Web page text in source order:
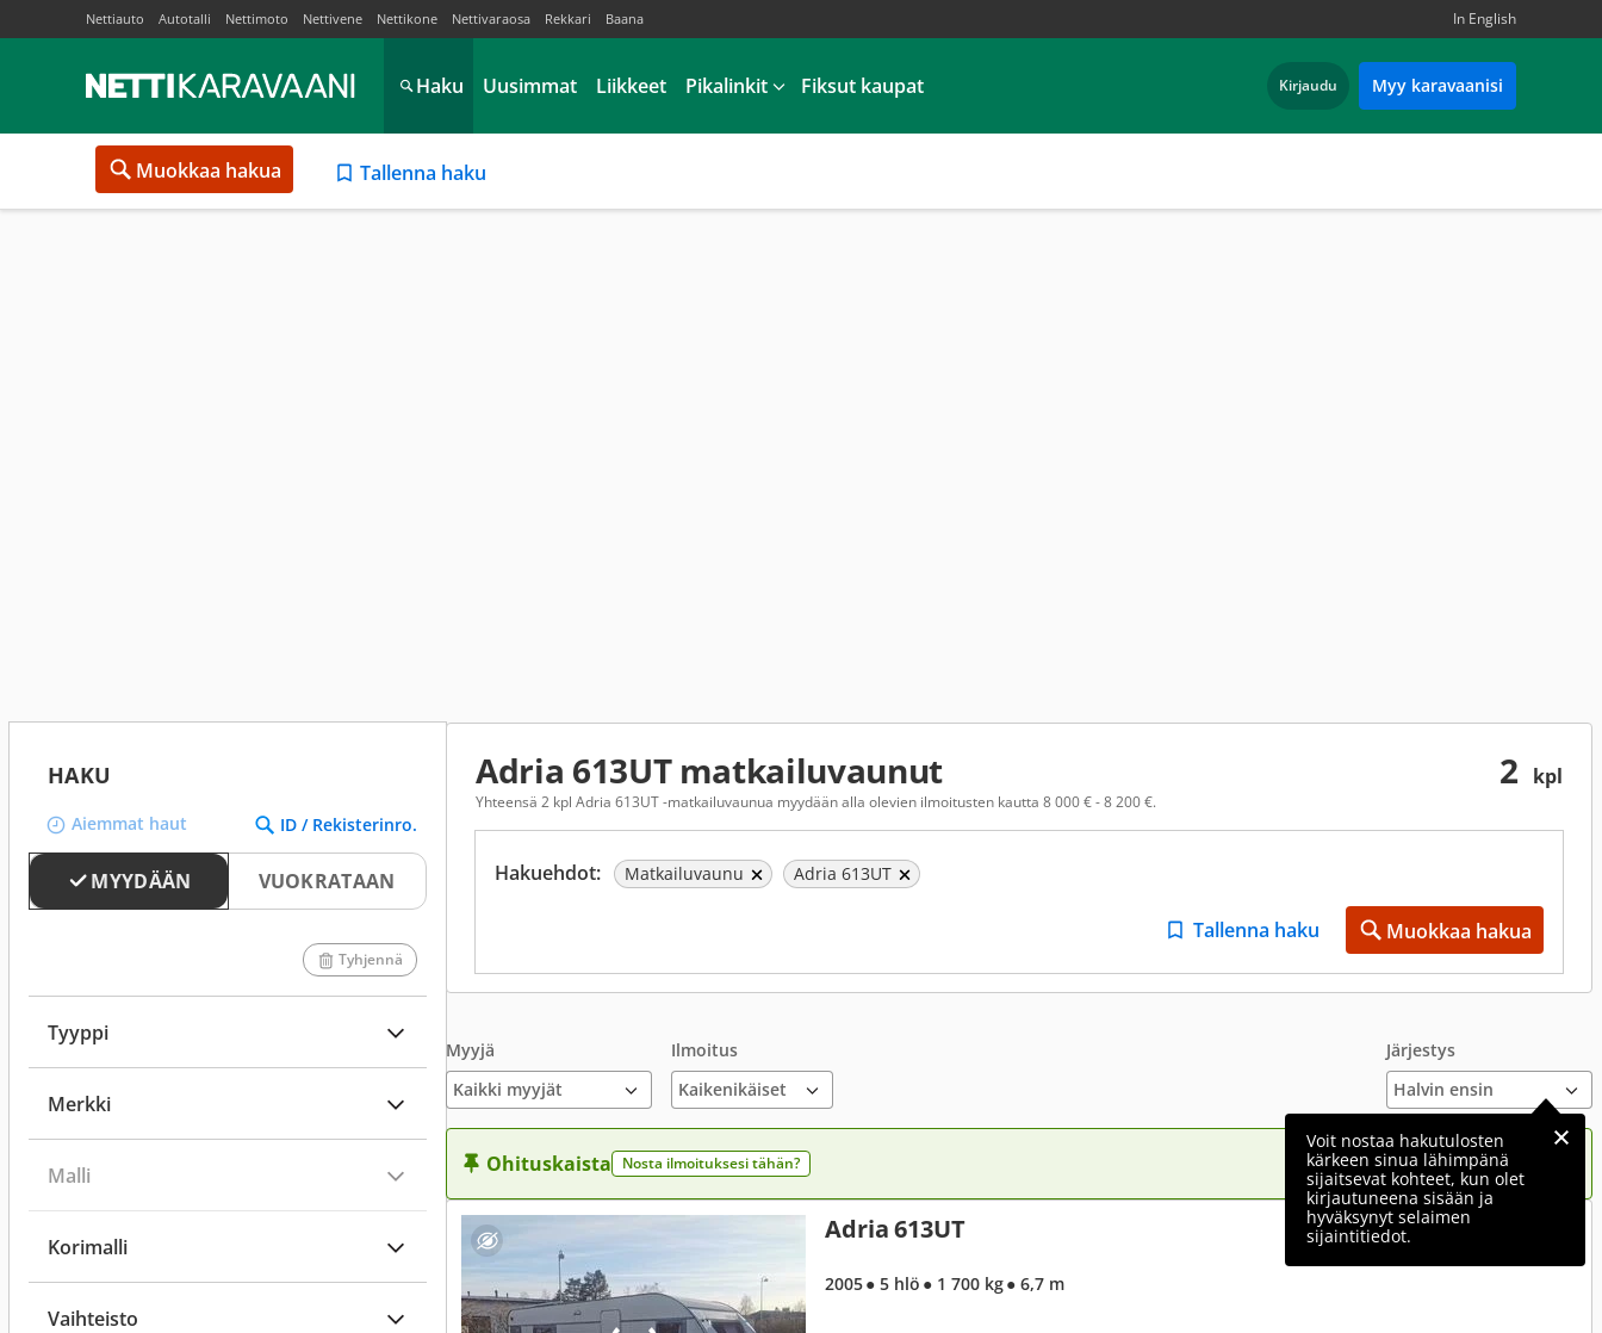
Nettiauto Autotalli Nettimoto Nettivene Nettikone Nettivaraosa Rekkari Baana In English
Haku Uusimmat Liikkeet Pikalinkit Fiksut kaupat Kirjaudu Myy karavaanisi
Muokkaa hakua Tallenna haku
HAKU
Aiemmat haut ID / Rekisterinro.
MYYDÄÄN VUOKRATAAN
Tyhjennä
Tyyppi
Merkki
Malli
Korimalli
Vaihteisto
2 kpl
Adria 613UT matkailuvaunut
Yhteensä 2 kpl Adria 613UT -matkailuvaunua myydään alla olevien ilmoitusten kautta 8 000 € - 8 200 €.
Hakuehdot: Matkailuvaunu Adria 613UT
Tallenna haku Muokkaa hakua
Myyjä
Kaikki myyjät
Ilmoitus Järjestys
Voit nostaa hakutulosten
kärkeen sinua lähimpänä
sijaitsevat kohteet, kun olet
kirjautuneena sisään ja
hyväksynyt selaimen
sijaintitiedot.
Ohituskaista Nosta ilmoituksesi tähän?
Adria 613UT
2005● 5 hlö ● 1 700 kg● 6,7 m